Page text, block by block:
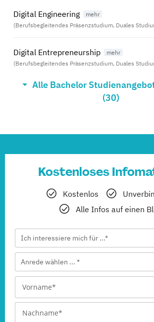
Digital Engineering
(Berufsbegleitendes Präsenzstudium, Duales
Digital Entrepreneurship
(Berufsbegleitendes Präsenzstudium, Duales
Eventmanagement
(Berufsbegleitendes Präsenzstudium, Duales
Film- & Videoproduktion
(Berufsbegleitendes Präsenzstudium, Duales
Game Design
Journalismus
(Berufsbegleitendes Präsenzstudium, Duales
Management
Alle Bachelor
(30)
Kostenloses
Kostenlos
Alle Infos auf einen
Ich interessiere mich für ...*
Anrede wählen ... *